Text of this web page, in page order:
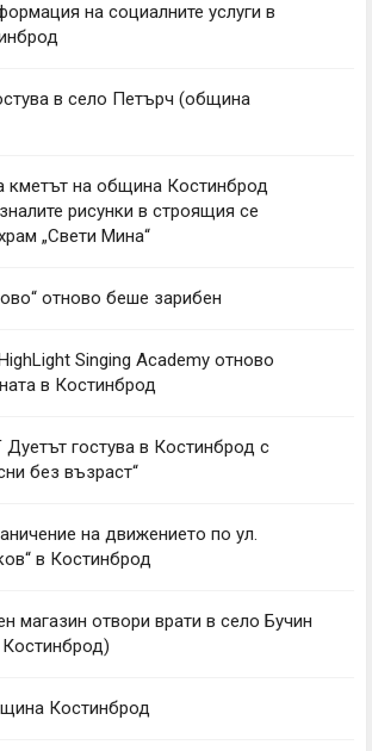
на социалните услуги в
в село Петърч (община
кметът на община Костинброд
рисунки в строящия се
„Свети Мина“
отново беше зарибен
Singing Academy отново
в Костинброд
Дуетът гостува в Костинброд с
без възраст“
на движението по ул.
в Костинброд
магазин отвори врати в село Бучин
Костинброд